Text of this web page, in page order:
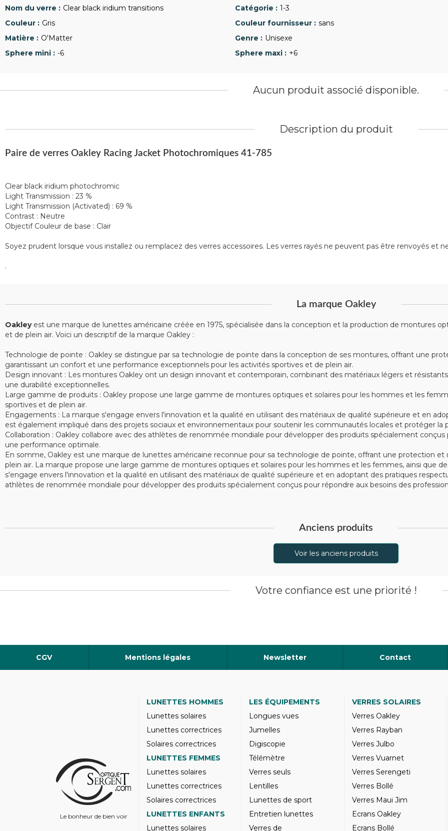
Clear black iridium transitions
1-3
Gris
sans
O'Matter
Unisexe
-6
+6
Description du produit
Paire de verres Oakley Racing Jacket Photochromiques 41-785
Clear black iridium photochromic
Light Transmission : 23 %
Light Transmission (Activated) : 69 %
Contrast : Neutre
Objectif Couleur de base : Clair
Soyez prudent lorsque vous installez ou remplacez des verres accessoires. Les verres rayés ne peuvent pas être renvoyés et
.
La marque Oakley
Oakleyest une marque de lunettes américaine créée en 1975, spécialisée dans la conception et la production de montures
et de plein air. Voici un descriptif de la marque Oakley :
Technologie de pointe : Oakley se distingue par sa technologie de pointe dans la conception de ses montures, offrant une
garantissant un confort et une performance exceptionnels pour les activités sportives et de plein air.
Design innovant : Les montures Oakley ont un design innovant et contemporain, combinant des matériaux légers et
une durabilité exceptionnelles.
Large gamme de produits : Oakley propose une large gamme de montures optiques et solaires pour les hommes et les
sportives et de plein air.
Engagements : La marque s'engage envers l'innovation et la qualité en utilisant des matériaux de qualité supérieure et en
est également impliqué dans des projets sociaux et environnementaux pour soutenir les communautés locales et protéger la
Collaboration : Oakley collabore avec des athlètes de renommée mondiale pour développer des produits spécialement
une performance optimale.
En somme, Oakley est une marque de lunettes américaine reconnue pour sa technologie de pointe, offrant une protection
plein air. La marque propose une large gamme de montures optiques et solaires pour les hommes et les femmes, ainsi que
s'engage envers l'innovation et la qualité en utilisant des matériaux de qualité supérieure et en adoptant des pratiques
athlètes de renommée mondiale pour développer des produits spécialement conçus pour répondre aux besoins des
Aucun produit associé disponible.
Anciens produits
Voir les anciens produits
Votre confiance est une priorité !
CGV Mentions légales Newsletter Contact
Le bonheur de bien voir
LUNETTES HOMMES
Lunettes solaires
Lunettes correctrices
Solaires correctrices
LUNETTES FEMMES
Lunettes solaires
Lunettes correctrices
Solaires correctrices
LUNETTES ENFANTS
Lunettes solaires
LES ÉQUIPEMENTS
Longues vues
Jumelles
Digiscopie
Télémètre
Verres seuls
Lentilles
Lunettes de sport
Entretien lunettes
Verres de
VERRES SOLAIRES
Verres Oakley
Verres Rayban
Verres Julbo
Verres Vuarnet
Verres Serengeti
Verres Bollé
Verres Maui Jim
Ecrans Oakley
Ecrans Bollé